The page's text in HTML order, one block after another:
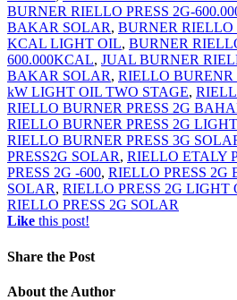
BURNER RIELLO PRESS 2G-
BAKAR SOLAR, BURNER RIELLO
KCAL LIGHT OIL, BURNER
600.000KCAL, JUAL BURNER
BAKAR SOLAR, RIELLO BURENR
kW LIGHT OIL TWO STAGE,
RIELLO BURNER PRESS 2G
RIELLO BURNER PRESS 2G
RIELLO BURNER PRESS 3G
PRESS2G SOLAR, RIELLO ETALY
PRESS 2G -600, RIELLO PRESS
SOLAR, RIELLO PRESS 2G LIGHT
RIELLO PRESS 2G SOLAR
Like this post!
Share the Post
About the Author